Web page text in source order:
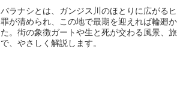
バラナシとは、ガンジス川のほとりに広がる
罪が清められ、この地で最期を迎えれば輪廻
た。街の象徴ガートや生と死が交わる風景、
で、やさしく解説します。